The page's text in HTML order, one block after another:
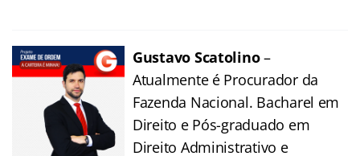
Gustavo Scatolino–
Atualmente é Procurador da
Fazenda Nacional. Bacharel em
Direito e Pós-graduado em
Direito Administrativo e